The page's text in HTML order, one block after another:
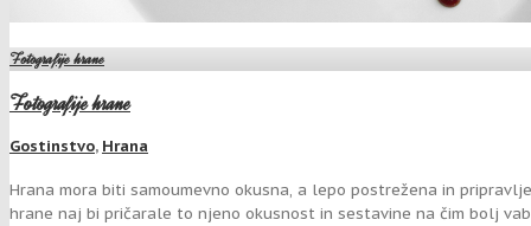
Fotografije hrane
Fotografije hrane
Gostinstvo, Hrana
Hrana mora biti samoumevno okusna, a lepo postrežena in
hrane naj bi pričarale to njeno okusnost in sestavine na čim bolj